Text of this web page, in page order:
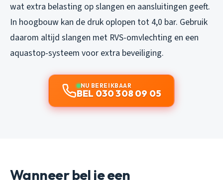
wat extra belasting op slangen en aansluitingen geeft.
In hoogbouw kan de druk oplopen tot 4,0 bar. Gebruik
daarom altijd slangen met RVS-omvlechting en een
aquastop-systeem voor extra beveiliging.
NU BEREIKBAAR
BEL 030 308 09 05
Wanneer bel je een